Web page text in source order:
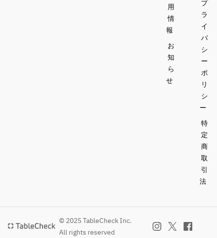
用
情
報
お
知
ら
せ
プ
ラ
イ
バ
シ
ー
ポ
リ
シ
ー
特
定
商
取
引
法
© 2025 TableCheck Inc.
All rights reserved